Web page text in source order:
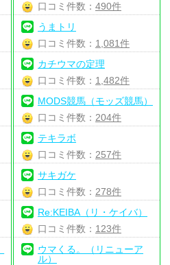
口コミ件数： 490件
うまトリ
口コミ件数： 1,081件
カチウマの定理
口コミ件数： 1,482件
MODS競馬（モッズ競馬）
口コミ件数： 204件
テキラボ
口コミ件数： 257件
サキガケ
口コミ件数： 278件
Re:KEIBA（リ・ケイバ）
口コミ件数： 123件
ウマくる。（リニューア
ル）